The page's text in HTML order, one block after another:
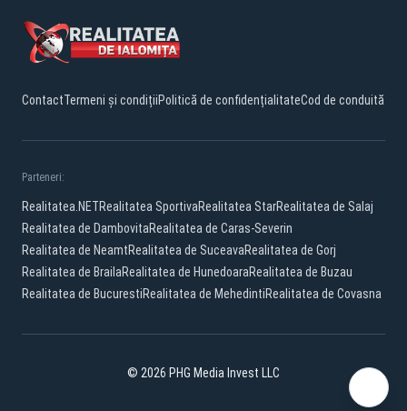
ContactTermeni și condițiiPolitică de confidențialitateCod de conduită
Parteneri:
Realitatea.NETRealitatea SportivaRealitatea StarRealitatea de Salaj
Realitatea de DambovitaRealitatea de Caras-Severin
Realitatea de NeamtRealitatea de SuceavaRealitatea de Gorj
Realitatea de BrailaRealitatea de HunedoaraRealitatea de Buzau
Realitatea de BucurestiRealitatea de MehedintiRealitatea de Covasna
© 2026 PHG Media Invest LLC